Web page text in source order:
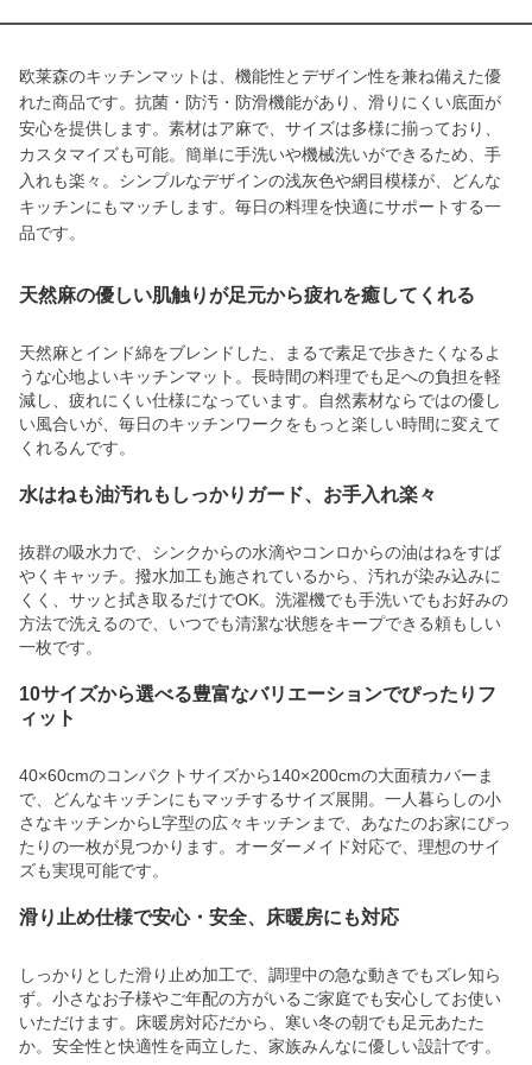
欧莱森のキッチンマットは、機能性とデザイン性を兼ね備えた優
れた商品です。抗菌・防汚・防滑機能があり、滑りにくい底面が
安心を提供します。素材はア麻で、サイズは多様に揃っており、
カスタマイズも可能。簡単に手洗いや機械洗いができるため、手
入れも楽々。シンプルなデザインの浅灰色や網目模様が、どんな
キッチンにもマッチします。毎日の料理を快適にサポートする一
品です。
天然麻の優しい肌触りが足元から疲れを癒してくれる
天然麻とインド綿をブレンドした、まるで素足で歩きたくなるよ
うな心地よいキッチンマット。長時間の料理でも足への負担を軽
減し、疲れにくい仕様になっています。自然素材ならではの優し
い風合いが、毎日のキッチンワークをもっと楽しい時間に変えて
くれるんです。
水はねも油汚れもしっかりガード、お手入れ楽々
抜群の吸水力で、シンクからの水滴やコンロからの油はねをすば
やくキャッチ。撥水加工も施されているから、汚れが染み込みに
くく、サッと拭き取るだけでOK。洗濯機でも手洗いでもお好みの
方法で洗えるので、いつでも清潔な状態をキープできる頼もしい
一枚です。
10サイズから選べる豊富なバリエーションでぴったりフ
ィット
40×60cmのコンパクトサイズから140×200cmの大面積カバーま
で、どんなキッチンにもマッチするサイズ展開。一人暮らしの小
さなキッチンからL字型の広々キッチンまで、あなたのお家にぴっ
たりの一枚が見つかります。オーダーメイド対応で、理想のサイ
ズも実現可能です。
滑り止め仕様で安心・安全、床暖房にも対応
しっかりとした滑り止め加工で、調理中の急な動きでもズレ知ら
ず。小さなお子様やご年配の方がいるご家庭でも安心してお使い
いただけます。床暖房対応だから、寒い冬の朝でも足元あたた
か。安全性と快適性を両立した、家族みんなに優しい設計です。